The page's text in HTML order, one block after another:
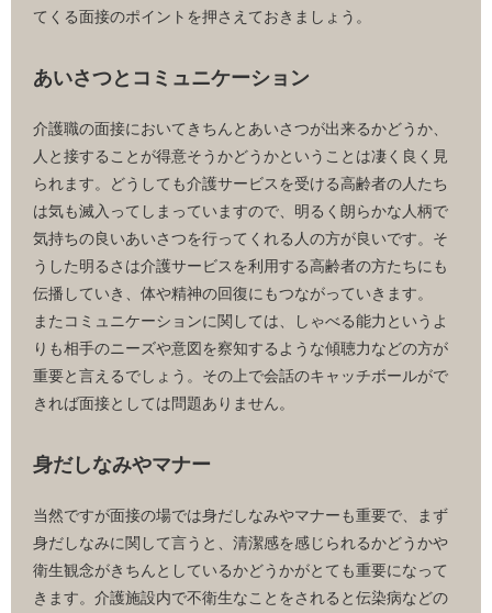
てくる面接のポイントを押さえておきましょう。
あいさつとコミュニケーション
介護職の面接においてきちんとあいさつが出来るかどうか、
人と接することが得意そうかどうかということは凄く良く見
られます。どうしても介護サービスを受ける高齢者の人たち
は気も滅入ってしまっていますので、明るく朗らかな人柄で
気持ちの良いあいさつを行ってくれる人の方が良いです。そ
うした明るさは介護サービスを利用する高齢者の方たちにも
伝播していき、体や精神の回復にもつながっていきます。
またコミュニケーションに関しては、しゃべる能力というよ
りも相手のニーズや意図を察知するような傾聴力などの方が
重要と言えるでしょう。その上で会話のキャッチボールがで
きれば面接としては問題ありません。
身だしなみやマナー
当然ですが面接の場では身だしなみやマナーも重要で、まず
身だしなみに関して言うと、清潔感を感じられるかどうかや
衛生観念がきちんとしているかどうかがとても重要になって
きます。介護施設内で不衛生なことをされると伝染病などの